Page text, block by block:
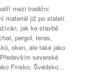
mezi tradiční
materiál již po staletí.
jak ke stavbě
pergol, teras,
oken, ale také jako
severské
Finsko, Švédsko...